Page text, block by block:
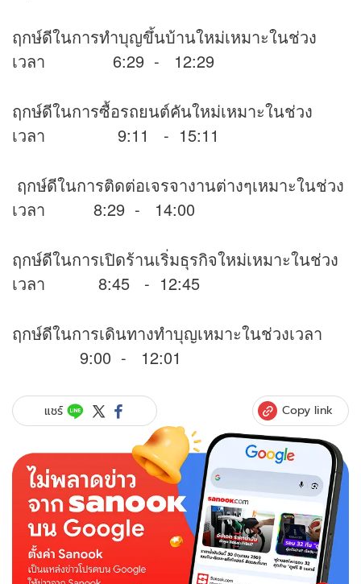
ฤกษ์ดีในการทำบุญขึ้นบ้านใหม่เหมาะในช่วง
เวลา 6:29 - 12:29
ฤกษ์ดีในการซื้อรถยนต์คันใหม่เหมาะในช่วง
เวลา 9:11 - 15:11
ฤกษ์ดีในการติดต่อเจรจางานต่างๆเหมาะในช่วง
เวลา 8:29 - 14:00
ฤกษ์ดีในการเปิดร้านเริ่มธุรกิจใหม่เหมาะในช่วง
เวลา 8:45 - 12:45
ฤกษ์ดีในการเดินทางทำบุญเหมาะในช่วงเวลา
9:00 - 12:01
แชร์ Copy link